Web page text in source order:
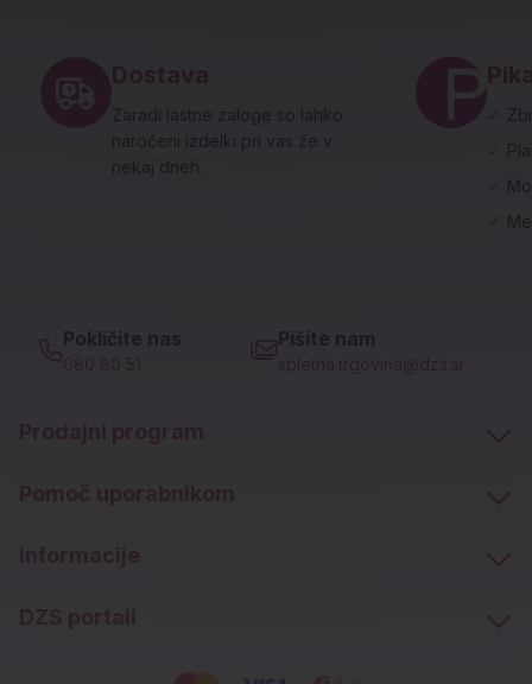
Dostava
Zaradi lastne zaloge so lahko
naročeni izdelki pri vas že v
nekaj dneh.
✓
✓
Pokličite nas
080 80 51
Pišite nam
spletna.trgovina@dzs.si
Prodajni program
Pomoč uporabnikom
Informacije
DZS portali